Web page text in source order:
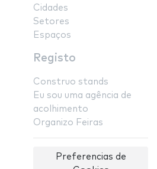
Cidades
Setores
Espaços
Registo
Construo stands
Eu sou uma agência de
acolhimento
Organizo Feiras
Preferencias de